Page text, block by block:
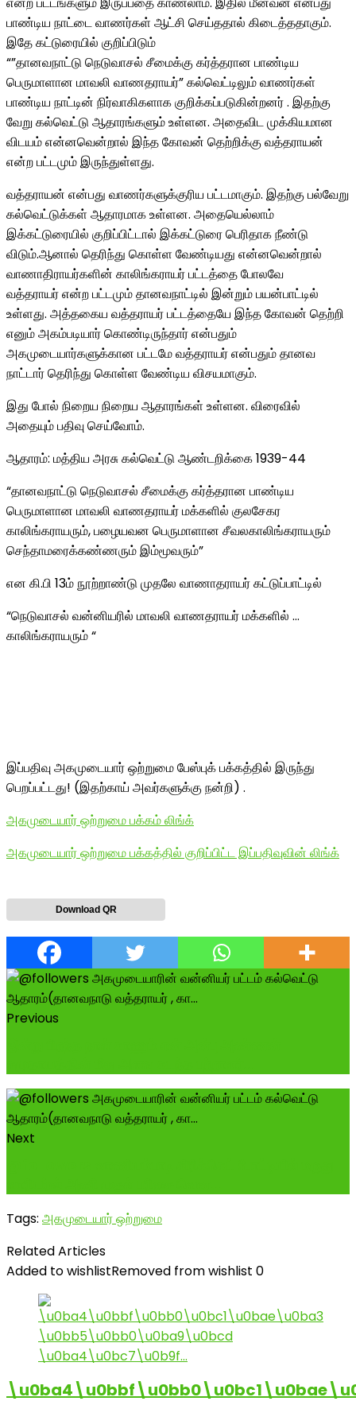
பாண்டிய நாட்டை வாணர்கள் ஆட்சி செய்ததால் கிடைத்ததாகும்.
இதே கட்டுரையில் குறிப்பிடும்
“”தானவநாட்டு நெடுவாசல் சீமைக்கு கர்த்தரான பாண்டிய
பெருமாளான மாவலி வாணதராயர்” கல்வெட்டிலும் வாணர்கள்
பாண்டிய நாட்டின் நிர்வாகிகளாக குறிக்கப்படுகின்றனர் . இதற்கு
வேறு கல்வெட்டு ஆதாரங்களும் உள்ளன. அதைவிட முக்கியமான
விடயம் என்னவென்றால் இந்த கோவன் தெற்றிக்கு வத்தராயன்
என்ற பட்டமும் இருந்துள்ளது.
வத்தராயன் என்பது வாணர்களுக்குரிய பட்டமாகும். இதற்கு பல்வேறு
கல்வெட்டுக்கள் ஆதாரமாக உள்ளன. அதையெல்லாம்
இக்கட்டுரையில் குறிப்பிட்டால் இக்கட்டுரை பெரிதாக நீண்டு
விடும்.ஆனால் தெரிந்து கொள்ள வேண்டியது என்னவென்றால்
வாணாதிராயர்களின் காலிங்கராயர் பட்டத்தை போலவே
வத்தராயர் என்ற பட்டமும் தானவநாட்டில் இன்றும் பயன்பாட்டில்
உள்ளது. அத்தகைய வத்தராயர் பட்டத்தையே இந்த கோவன் தெற்றி
எனும் அகம்படியார் கொண்டிருந்தார் என்பதும்
அகமுடையார்களுக்கான பட்டமே வத்தராயர் என்பதும் தானவ
நாட்டார் தெரிந்து கொள்ள வேண்டிய விசயமாகும்.
இது போல் நிறைய நிறைய ஆதாரங்கள் உள்ளன. விரைவில்
அதையும் பதிவு செய்வோம்.
ஆதாரம்: மத்திய அரசு கல்வெட்டு ஆண்டறிக்கை 1939-44
“தானவநாட்டு நெடுவாசல் சீமைக்கு கர்த்தரான பாண்டிய
பெருமாளான மாவலி வாணதராயர் மக்களில் குலசேகர
காலிங்கராயரும், பழையவன பெருமாளான சீவலகாலிங்கராயரும்
செந்தாமரைக்கண்ணரும் இம்மூவரும்”
என கி.பி 13ம் நூற்றாண்டு முதலே வாணாதராயர் கட்டுப்பாட்டில்
“நெடுவாசல் வன்னியரில் மாவலி வாணதராயர் மக்களில் …
காலிங்கராயரும் “
இப்பதிவு அகமுடையார் ஒற்றுமை பேஸ்புக் பக்கத்தில் இருந்து
பெறப்பட்டது! (இதற்காய் அவர்களுக்கு நன்றி) .
அகமுடையார் ஒற்றுமை பக்கம் லிங்க்
அகமுடையார் ஒற்றுமை பக்கத்தில் குறிப்பிட்ட இப்பதிவுவின் லிங்க்
Download QR
Previous
Next
Tags: அகமுடையார் ஒற்றுமை
Related Articles
Added to wishlistRemoved from wishlist 0